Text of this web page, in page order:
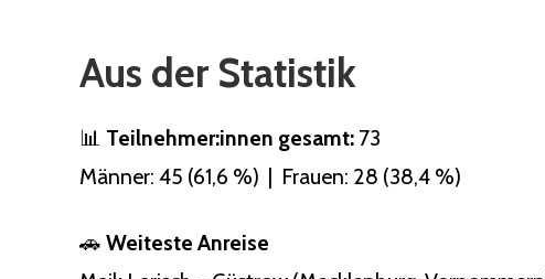
Aus der Statistik
📊 Teilnehmer:innen gesamt: 73
Männer: 45 (61,6 %) | Frauen: 28 (38,4 %)
🚗 Weiteste Anreise